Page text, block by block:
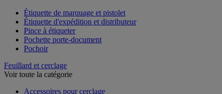
Étiquette de marquage et pistolet
Étiquette d'expédition et distributeur
Pince à étiqueter
Pochette porte-document
Feuillard et cerclage